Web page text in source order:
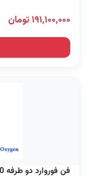
۱۹۱,۱۰۰,۰۰۰ تومان
فن فوروارد دو طرفه 30-22 الساموتور